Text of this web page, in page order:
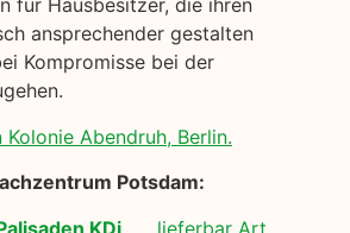
für Hausbesitzer, die ihren
ansprechender gestalten
Kompromisse bei der
Abendruh, Berlin.
Potsdam:
KDi lieferbar Art.